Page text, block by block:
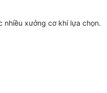
xưởng cơ khí lựa chọn.